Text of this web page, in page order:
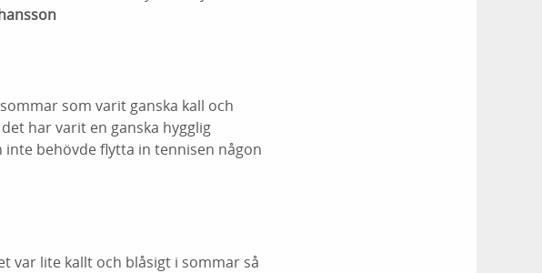
som varit ganska kall och
har varit en ganska hygglig
behövde flytta in tennisen någon
var lite kallt och blåsigt i sommar så